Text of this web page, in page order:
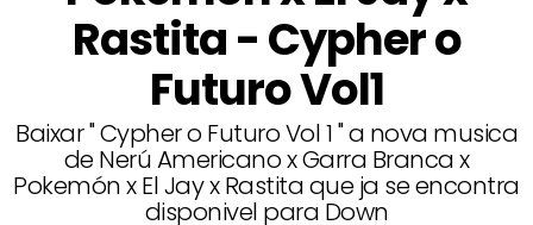
Rastita - Cypher o
Futuro Vol1
Baixar " Cypher o Futuro Vol 1 " a nova musica
de Nerú Americano x Garra Branca x
Pokemón x El Jay x Rastita que ja se encontra
disponivel para Down